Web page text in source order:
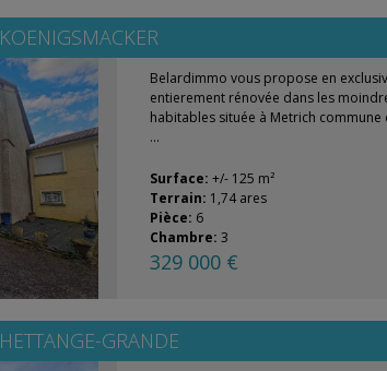
KOENIGSMACKER
Belardimmo vous propose en
entierement rénovée dans les
habitables située à Metrich
...
Surface: +/- 125 m²
Terrain: 1,74 ares
Pièce: 6
Chambre: 3
329 000 €
HETTANGE-GRANDE